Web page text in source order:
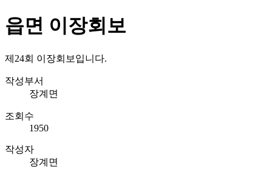
읍면 이장회보
제24회 이장회보입니다.
작성부서
장계면
조회수
1950
작성자
장계면